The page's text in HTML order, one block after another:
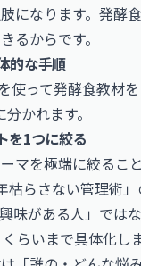
になります。発酵
るからです。
的な手順
使って発酵食教材
かれます。
を1つに絞る
マを極端に絞るこ
枯らさない管理術
味がある人」では
らいまで具体化しま